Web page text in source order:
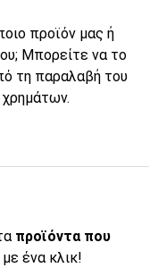
προϊόν μας ή
Μπορείτε να το
τη παραλαβή του
προϊόντα που
με ένα κλικ!